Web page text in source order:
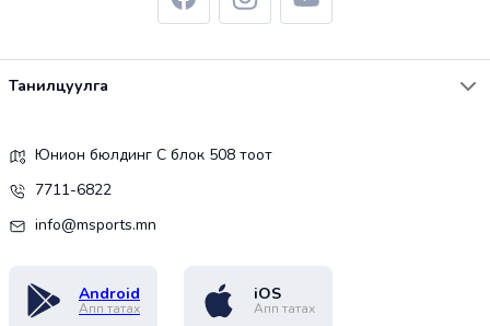
Танилцуулга
Юнион бюлдинг С блок 508 тоот
7711-6822
info@msports.mn
Android
Апп татах
iOS
Апп татах